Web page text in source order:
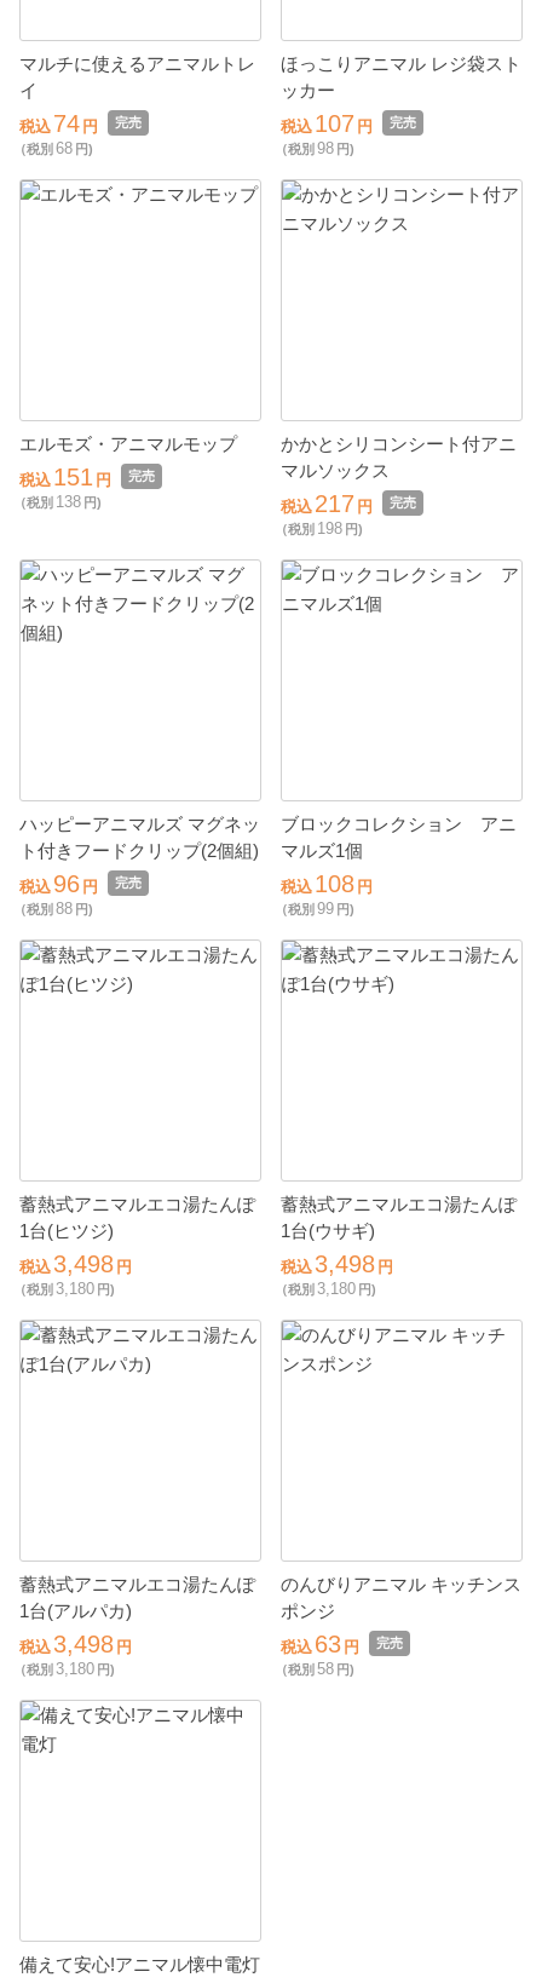
マルチに使えるアニマルトレ
イ
税込 74 円
完売
（税別 68 円)
ほっこりアニマル レジ袋スト
ッカー
税込 107 円
完売
（税別 98 円)
エルモズ・アニマルモップ
税込 151 円
完売
（税別 138 円)
かかとシリコンシート付アニ
マルソックス
税込 217 円
完売
（税別 198 円)
ハッピーアニマルズ マグネッ
ト付きフードクリップ(2個組)
税込 96 円
完売
（税別 88 円)
ブロックコレクション アニ
マルズ1個
税込 108 円
（税別 99 円)
蓄熱式アニマルエコ湯たんぽ
1台(ヒツジ)
税込 3,498 円
（税別 3,180 円)
蓄熱式アニマルエコ湯たんぽ
1台(ウサギ)
税込 3,498 円
（税別 3,180 円)
蓄熱式アニマルエコ湯たんぽ
1台(アルパカ)
税込 3,498 円
（税別 3,180 円)
のんびりアニマル キッチンス
ポンジ
税込 63 円
完売
（税別 58 円)
備えて安心!アニマル懐中電灯